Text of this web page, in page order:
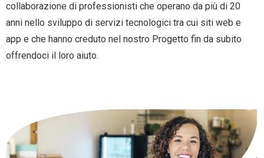
collaborazione di professionisti che operano da più di 20
anni nello sviluppo di servizi tecnologici tra cui siti web e
app e che hanno creduto nel nostro Progetto fin da subito
offrendoci il loro aiuto.